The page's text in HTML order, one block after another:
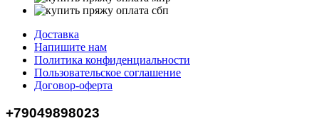
Доставка
Напишите нам
Политика конфиденциальности
Пользовательское соглашение
Договор-оферта
+79049898023